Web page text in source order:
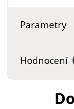
Parametry
Hodnocení